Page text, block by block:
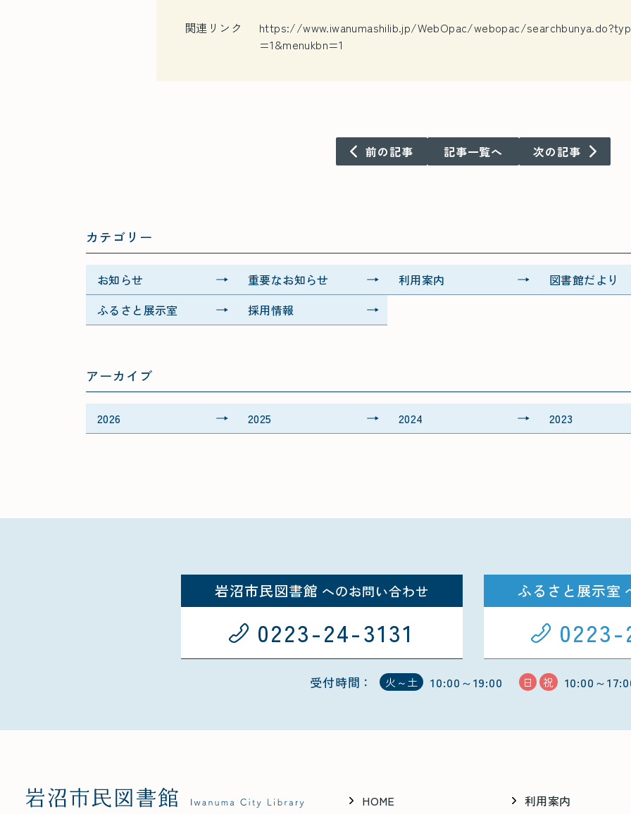
関連リンク
https://www.iwanumashilib.jp/WebOpac/webopac/
=1&menukbn=1
前の記事 記事一覧へ 次の記事
カテゴリー
お知らせ 重要なお知らせ 利用案内 図書館だより
ふるさと展示室
採用情報
アーカイブ
2026 2025 2024 2023
岩沼市民図書館 へのお問い合わせ
0223-24-3131
ふるさと展示室
受付時間： 火～土 10:00～19:00 日 祝 10:00～
HOME 利用案内